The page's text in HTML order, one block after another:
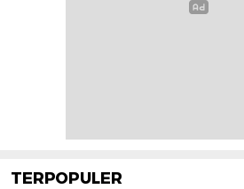
TERPOPULER